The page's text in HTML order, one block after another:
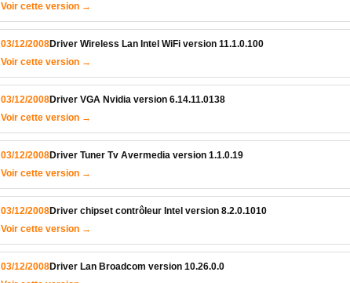
Voir cette version →
03/12/2008Driver Wireless Lan Intel WiFi version 11.1.0.100
Voir cette version →
03/12/2008Driver VGA Nvidia version 6.14.11.0138
Voir cette version →
03/12/2008Driver Tuner Tv Avermedia version 1.1.0.19
Voir cette version →
03/12/2008Driver chipset contrôleur Intel version 8.2.0.1010
Voir cette version →
03/12/2008Driver Lan Broadcom version 10.26.0.0